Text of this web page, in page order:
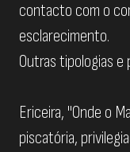
contacto com o
esclarecimento.
Outras tipologias e
Ericeira, "Onde o
piscatória,